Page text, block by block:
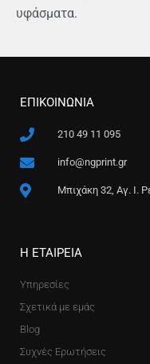
υφάσματα.
ΕΠΙΚΟΙΝΩΝΙΑ
210 49 11 095
info@ngprint.gr
Μπιχάκη 32, Αγ. Ι.
Η ΕΤΑΙΡΕΙΑ
Υπηρεσίες
Σχετικά με εμάς
Blog
Συχνές Ερωτήσεις